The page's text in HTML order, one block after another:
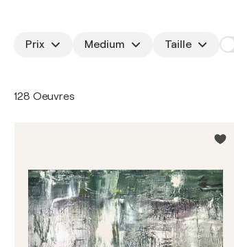
Prix Medium Taille
128 Oeuvres